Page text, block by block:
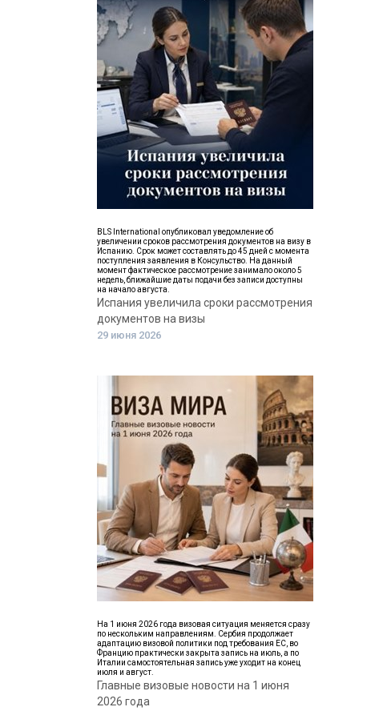
BLS International опубликовал уведомление об
увеличении сроков рассмотрения документов на визу в
Испанию. Срок может составлять до 45 дней с момента
поступления заявления в Консульство. На данный
момент фактическое рассмотрение занимало около 5
недель, ближайшие даты подачи без записи доступны
на начало августа.
Испания увеличила сроки рассмотрения
документов на визы
29 июня 2026
На 1 июня 2026 года визовая ситуация меняется сразу
по нескольким направлениям. Сербия продолжает
адаптацию визовой политики под требования ЕС, во
Францию практически закрыта запись на июль, а по
Италии самостоятельная запись уже уходит на конец
июля и август.
Главные визовые новости на 1 июня
2026 года